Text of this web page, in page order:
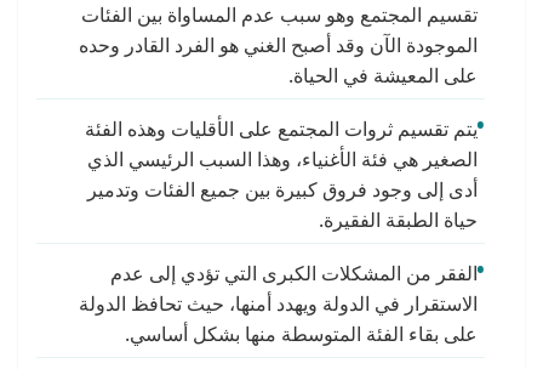
تقسيم المجتمع وهو سبب عدم المساواة بين الفئات
الموجودة الآن وقد أصبح الغني هو الفرد القادر وحده
على المعيشة في الحياة.
يتم تقسيم ثروات المجتمع على الأقليات وهذه الفئة
الصغير هي فئة الأغنياء، وهذا السبب الرئيسي الذي
أدى إلى وجود فروق كبيرة بين جميع الفئات وتدمير
حياة الطبقة الفقيرة.
الفقر من المشكلات الكبرى التي تؤدي إلى عدم
الاستقرار في الدولة ويهدد أمنها، حيث تحافظ الدولة
على بقاء الفئة المتوسطة منها بشكل أساسي.